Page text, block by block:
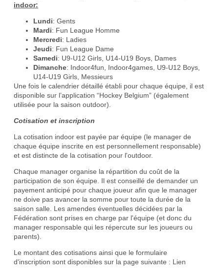
indoor:
Lundi: Gents
Mardi: Fun League Homme
Mercredi: Ladies
Jeudi: Fun League Dame
Samedi: U9-U12 Girls, U14-U19 Boys, Dames
Dimanche: Indoor4fun, Indoor4games, U9-U12 Boys,
U14-U19 Girls, Messieurs
Une fois le calendrier détaillé établi pour chaque équipe, il est
disponible sur l’application “Hockey Belgium” (également
utilisée pour la saison outdoor).
Cotisation et inscription
La cotisation indoor est payée par équipe (le manager de
chaque équipe inscrite en est personnellement responsable)
et est distincte de la cotisation pour l'outdoor.
Chaque manager organise la répartition du coût de la
participation de son équipe. Il est conseillé de demander un
payement anticipé pour chaque joueur afin que le manager
ne doive pas avancer la somme pour toute la durée de la
saison salle. Les amendes éventuelles décidées par la
Fédération sont prises en charge par l'équipe (et donc du
manager responsable qui les répercute sur les joueurs ou
parents).
Le montant des cotisations ainsi que le formulaire
d'inscription sont disponibles sur la page suivante : Lien